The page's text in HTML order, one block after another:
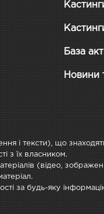
База
Новини
і тексти), що
з їх власником.
(відео,
за будь-яку